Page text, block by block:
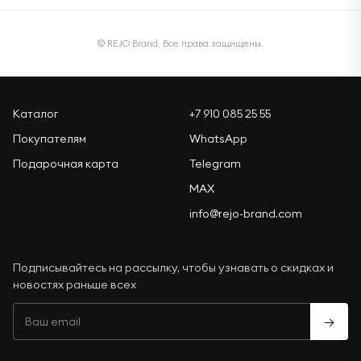
© REJO Brand. Все права защищены.
Каталог
Покупателям
Подарочная карта
+7 910 085 25 55
WhatsApp
Telegram
MAX
info@rejo-brand.com
Подписывайтесь на рассылку, чтобы узнавать о скидках и
новостях раньше всех
→